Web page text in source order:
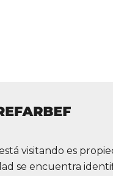
elegir
página
de
visitando es
se encuentra